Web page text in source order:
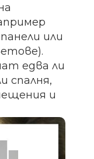
или
едва ли
спалня,
и